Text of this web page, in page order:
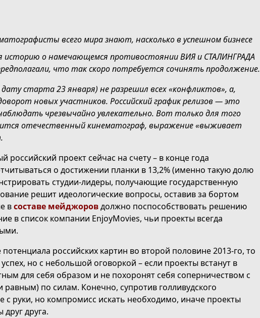
всего мира знают, насколько в успешном бизнесе
историю о намечающемся противостоянии ВИЯ и СТАЛИНГРАДА
что так скоро потребуется сочинять продолжение.
старта 23 января) не разрешил всех «конфликтов», а,
новых участников. Российский график релизов — это
чрезвычайно увлекательно. Вот только для того
отечественный кинематограф, выражение «выживает
российский проект сейчас на счету – в конце года
о достижении планки в 13,2% (именно такую долю
студии-лидеры, получающие государственную
решит идеологические вопросы, оставив за бортом
всоставе мейджоровдолжно поспособствовать решению
в список компании EnjoyMovies, чьи проекты всегда
российских картин во второй половине 2013-го, то
но с небольшой оговоркой – если проекты встанут в
для себя образом и не похоронят себя соперничеством с
по силам. Конечно, супротив голливудского
с руки, но компромисс искать необходимо, иначе проекты
друга.